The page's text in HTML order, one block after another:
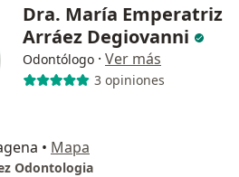
Dra. María Emperatriz
Arráez Degiovanni
Odontólogo · Ver más
3 opiniones
• Mapa
Odontologia